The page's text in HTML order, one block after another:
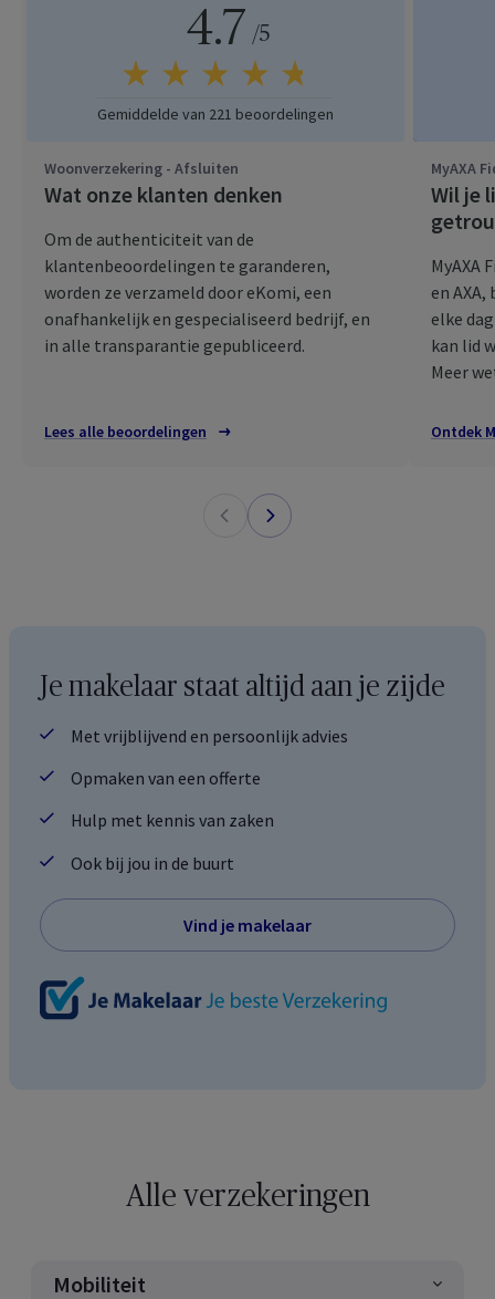
4.7 /5
Sterren
Gemiddelde van 221 beoordelingen
Woonverzekering - Afsluiten
Wat onze klanten denken
Om de authenticiteit van de
klantenbeoordelingen te garanderen,
worden ze verzameld door eKomi, een
onafhankelijk en gespecialiseerd bedrijf, en
in alle transparantie gepubliceerd.
Lees alle beoordelingen
MyAXA
Wil je
MyAXA
en
elke
kan lid
Meer
Ontdek
Je makelaar staat altijd aan je zijde
Met vrijblijvend en persoonlijk advies
Opmaken van een offerte
Hulp met kennis van zaken
Ook bij jou in de buurt
Vind je makelaar
Alle verzekeringen
Mobiliteit